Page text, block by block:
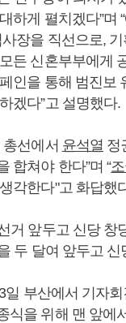
하게 펼치겠다”며
장을 직선으로,
든 신혼부부에게
인을 통해 범진보
겠다”고 설명했다.
선에서 윤석열 정
합쳐야 한다”며 “
각한다"고 화답했
거 앞두고 신당 창
두 달여 앞두고 신
일 부산에서 기자회
식을 위해 맨 앞에